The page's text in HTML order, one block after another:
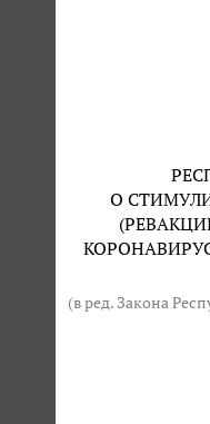
О
(в ред. Закона